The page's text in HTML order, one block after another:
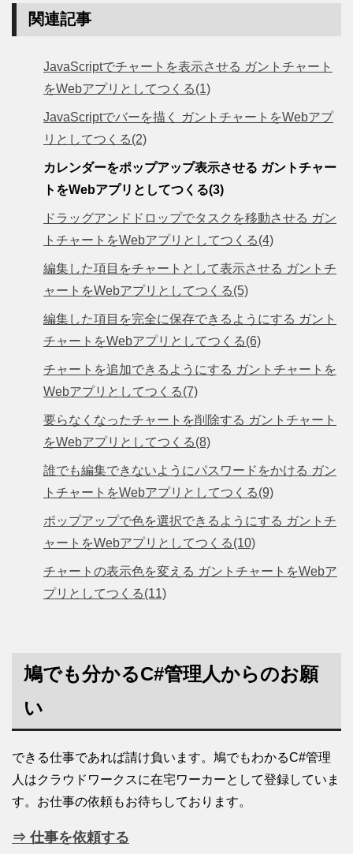
関連記事
JavaScriptでチャートを表示させる ガントチャート
をWebアプリとしてつくる(1)
JavaScriptでバーを描く ガントチャートをWebアプ
リとしてつくる(2)
カレンダーをポップアップ表示させる ガントチャー
トをWebアプリとしてつくる(3)
ドラッグアンドドロップでタスクを移動させる ガン
トチャートをWebアプリとしてつくる(4)
編集した項目をチャートとして表示させる ガントチ
ャートをWebアプリとしてつくる(5)
編集した項目を完全に保存できるようにする ガント
チャートをWebアプリとしてつくる(6)
チャートを追加できるようにする ガントチャートを
Webアプリとしてつくる(7)
要らなくなったチャートを削除する ガントチャート
をWebアプリとしてつくる(8)
誰でも編集できないようにパスワードをかける ガン
トチャートをWebアプリとしてつくる(9)
ポップアップで色を選択できるようにする ガントチ
ャートをWebアプリとしてつくる(10)
チャートの表示色を変える ガントチャートをWebア
プリとしてつくる(11)
鳩でも分かるC#管理人からのお願
い
できる仕事であれば請け負います。鳩でもわかるC#管理
人はクラウドワークスに在宅ワーカーとして登録していま
す。お仕事の依頼もお待ちしております。
⇒ 仕事を依頼する